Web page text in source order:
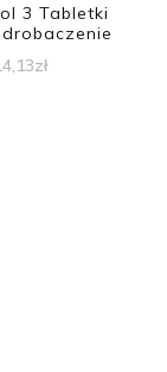
3 Tabletki
zł